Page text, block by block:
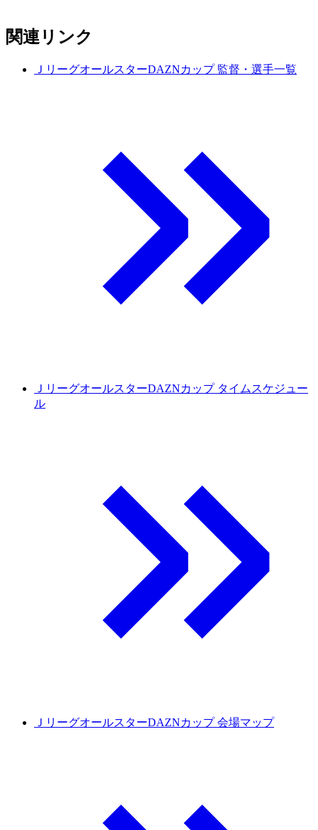
関連リンク
ＪリーグオールスターDAZNカップ 監督・選手一覧
ＪリーグオールスターDAZNカップ タイムスケジュー
ル
ＪリーグオールスターDAZNカップ 会場マップ